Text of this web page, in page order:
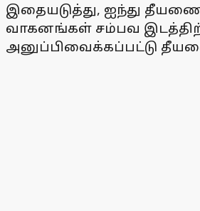
இதையடுத்து, ஐந்து
வாகனங்கள் சம்பவ
அனுப்பிவைக்கப்பட்டு